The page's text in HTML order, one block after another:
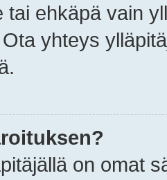
tai ehkäpä vain
yhteys
on omat